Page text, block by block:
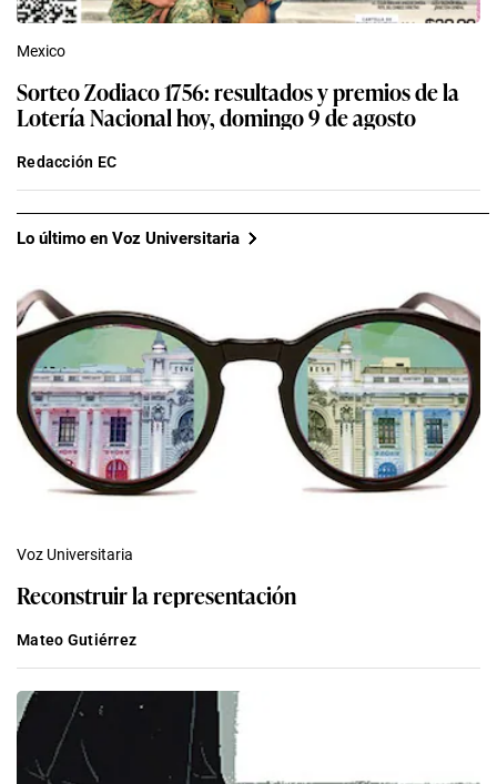
Mexico
Sorteo Zodiaco 1756: resultados y premios de la
Lotería Nacional hoy, domingo 9 de agosto
Redacción EC
Lo último en Voz Universitaria
Voz Universitaria
Reconstruir la representación
Mateo Gutiérrez